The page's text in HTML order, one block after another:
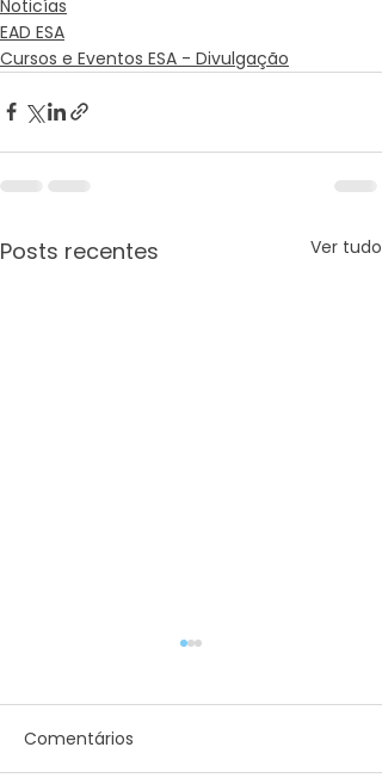
Noticías
EAD ESA
Cursos e Eventos ESA - Divulgação
Posts recentes Ver tudo
Comentários